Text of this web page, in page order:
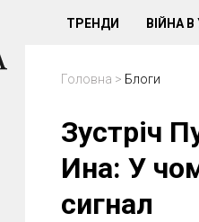
ТРЕНДИ ВІЙНА В
Головна > Блоги
Зустріч
Ина: У
сигнал